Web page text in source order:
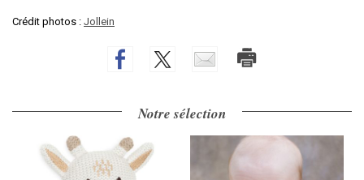
Crédit photos : Jollein
Notre sélection